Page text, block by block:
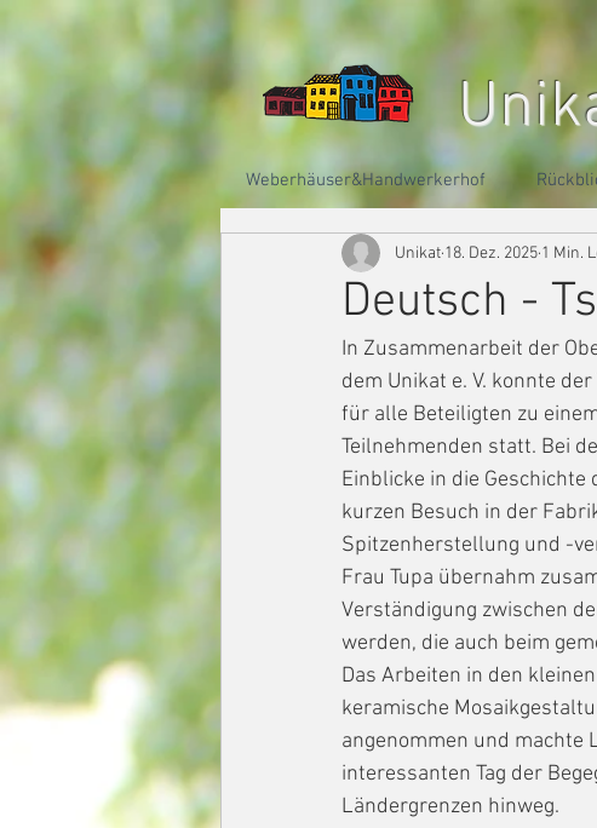
Weberhäuser&Handwerkerhof
Deutsch -
Unikat 18. Dez. 2025 1 Min.
In Zusammenarbeit der
dem Unikat e. V. konnte
für alle Beteiligten zu
Teilnehmenden statt. Bei
Einblicke in die
kurzen Besuch in der
Spitzenherstellung und -
Frau Tupa übernahm
Verständigung zwischen
werden, die auch beim
Das Arbeiten in den
keramische
angenommen und machte
interessanten Tag der
Ländergrenzen hinweg.